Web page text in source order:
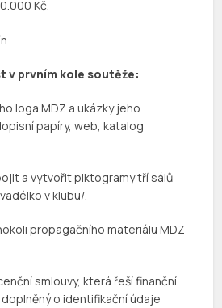
Kč.
v prvním kole soutěže:
loga MDZ a ukázky jeho
papíry, web, katalog
a vytvořit piktogramy tří sálů
v klubu/.
propagačního materiálu MDZ
smlouvy, která řeší finanční
o identifikační údaje